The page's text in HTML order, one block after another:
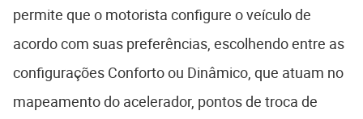
permite que o motorista configure o veículo de
acordo com suas preferências, escolhendo entre as
configurações Conforto ou Dinâmico, que atuam no
mapeamento do acelerador, pontos de troca de